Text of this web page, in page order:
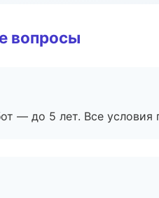
вопросы
— до 5 лет. Все условия